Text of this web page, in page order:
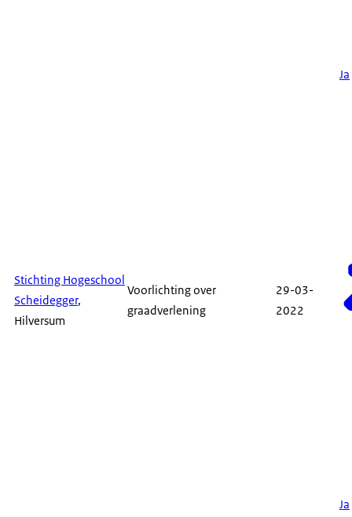
Ja
Stichting Hogeschool
Scheidegger,
Hilversum
Voorlichting over
graadverlening
29-03-
2022
Ja